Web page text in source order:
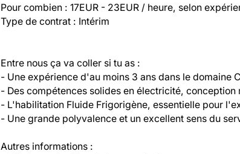
Pour combien : 17EUR - 23EUR / heure, selon
Type de contrat : Intérim
Entre nous ça va coller si tu as :
- Une expérience d'au moins 3 ans dans le domaine
- Des compétences solides en électricité,
- L'habilitation Fluide Frigorigène, essentielle pour
- Une grande polyvalence et un excellent sens du
Autres informations :